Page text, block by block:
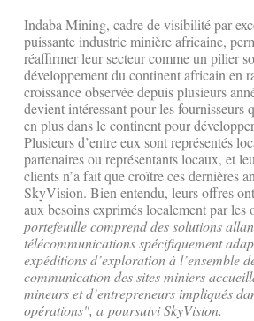
Indaba Mining, cadre de visibilité par
puissante industrie minière africaine,
réaffirmer leur secteur comme un pilier
développement du continent africain en
croissance observée depuis plusieurs
devient intéressant pour les fournisseurs
en plus dans le continent pour
Plusieurs d’entre eux sont représentés
partenaires ou représentants locaux, et
clients n’a fait que croître ces dernières
SkyVision. Bien entendu, leurs offres
aux besoins exprimés localement par les
portefeuille comprend des solutions
télécommunications spécifiquement
expéditions d’exploration à l’ensemble
communication des sites miniers
mineurs et d’entrepreneurs impliqués
opérations", a poursuivi SkyVision.